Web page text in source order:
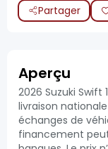
Partager
Aperçu
2026 Suzuki Swift
livraison
échanges de
financement